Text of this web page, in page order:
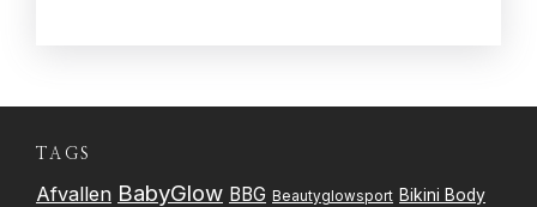
TAGS
Afvallen BabyGlow BBG Beautyglowsport Bikini Body